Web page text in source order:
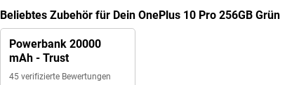
Beliebtes Zubehör für Dein OnePlus 10 Pro 256GB Grün
Powerbank 20000
mAh - Trust
45 verifizierte Bewertungen